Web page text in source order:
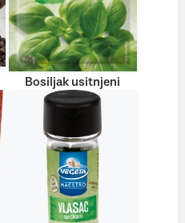
Bosiljak usitnjeni